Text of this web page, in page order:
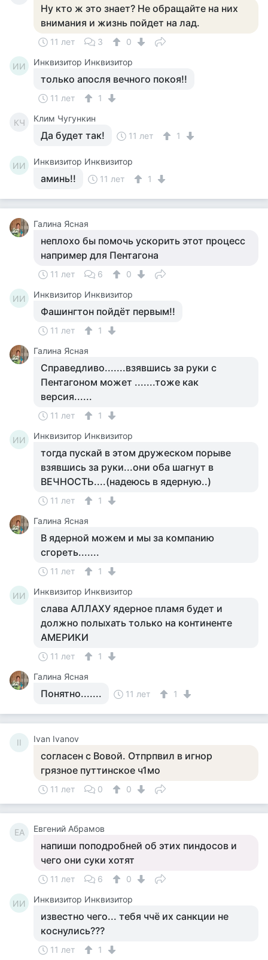
Ну кто ж это знает? Не обращайте на них
внимания и жизнь пойдет на лад.
11 лет 3 0
ИИ Инквизитор Инквизитор
только апосля вечного покоя!!
11 лет 1
КЧ Клим Чугункин
Да будет так! 11 лет 1
ИИ Инквизитор Инквизитор
аминь!! 11 лет 1
Галина Ясная
неплохо бы помочь ускорить этот процесс
например для Пентагона
11 лет 6 0
ИИ Инквизитор Инквизитор
Фашингтон пойдёт первым!!
11 лет
1
Галина Ясная
Справедливо.......взявшись за руки с
Пентагоном может .......тоже как
версия......
11 лет 1
ИИ Инквизитор Инквизитор
тогда пускай в этом дружеском порыве
взявшись за руки...они оба шагнут в
ВЕЧНОСТЬ....(надеюсь в ядерную..)
11 лет
1
Галина Ясная
В ядерной можем и мы за компанию
сгореть.......
11 лет 1
ИИ Инквизитор Инквизитор
слава АЛЛАХУ ядерное пламя будет и
должно полыхать только на континенте
АМЕРИКИ
11 лет
1
Галина Ясная
Понятно....... 11 лет 1
II Ivan Ivanov
согласен с Вовой. Отпрпвил в игнор
грязное путтинское ч1мо
11 лет 0 0
ЕА Евгений Абрамов
напиши поподробней об этих пиндосов и
чего они суки хотят
11 лет 6 0
ИИ Инквизитор Инквизитор
известно чего... тебя ччё их санкции не
коснулись???
11 лет 1